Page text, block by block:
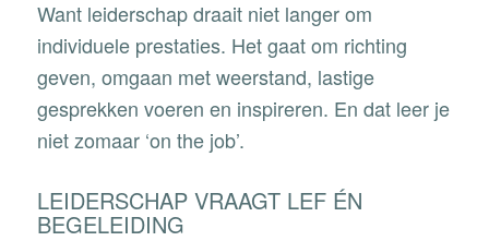
Want leiderschap draait niet langer om
individuele prestaties. Het gaat om richting
geven, omgaan met weerstand, lastige
gesprekken voeren en inspireren. En dat leer je
niet zomaar ‘on the job’.
LEIDERSCHAP VRAAGT LEF ÉN
BEGELEIDING